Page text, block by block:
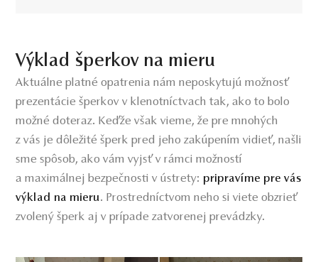
Výklad šperkov na mieru
Aktuálne platné opatrenia nám neposkytujú možnosť
prezentácie šperkov v klenotníctvach tak, ako to bolo
možné doteraz. Keďže však vieme, že pre mnohých
z vás je dôležité šperk pred jeho zakúpením vidieť, našli
sme spôsob, ako vám vyjsť v rámci možností
a maximálnej bezpečnosti v ústrety: pripravíme pre vás
výklad na mieru. Prostredníctvom neho si viete obzrieť
zvolený šperk aj v prípade zatvorenej prevádzky.